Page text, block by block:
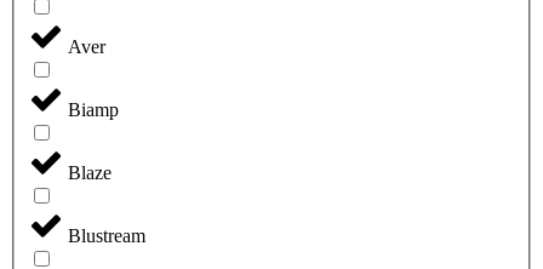
Aver
Biamp
Blaze
Blustream